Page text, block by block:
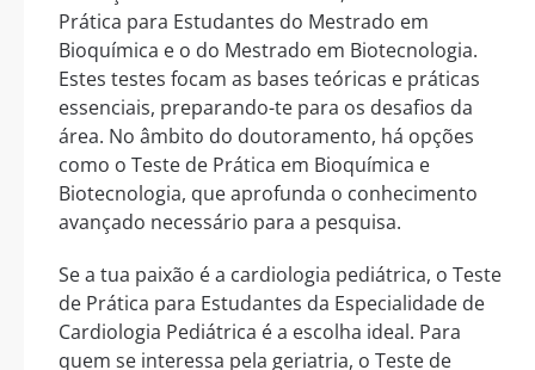
Prática para Estudantes do Mestrado em
Bioquímica e o do Mestrado em Biotecnologia.
Estes testes focam as bases teóricas e práticas
essenciais, preparando-te para os desafios da
área. No âmbito do doutoramento, há opções
como o Teste de Prática em Bioquímica e
Biotecnologia, que aprofunda o conhecimento
avançado necessário para a pesquisa.
Se a tua paixão é a cardiologia pediátrica, o Teste
de Prática para Estudantes da Especialidade de
Cardiologia Pediátrica é a escolha ideal. Para
quem se interessa pela geriatria, o Teste de